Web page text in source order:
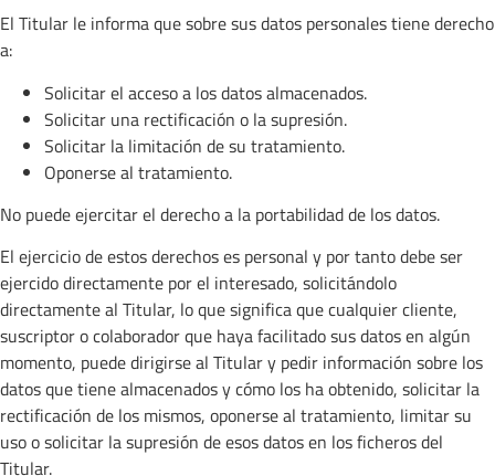
El Titular le informa que sobre sus datos personales tiene derecho
a:
Solicitar el acceso a los datos almacenados.
Solicitar una rectificación o la supresión.
Solicitar la limitación de su tratamiento.
Oponerse al tratamiento.
No puede ejercitar el derecho a la portabilidad de los datos.
El ejercicio de estos derechos es personal y por tanto debe ser
ejercido directamente por el interesado, solicitándolo
directamente al Titular, lo que significa que cualquier cliente,
suscriptor o colaborador que haya facilitado sus datos en algún
momento, puede dirigirse al Titular y pedir información sobre los
datos que tiene almacenados y cómo los ha obtenido, solicitar la
rectificación de los mismos, oponerse al tratamiento, limitar su
uso o solicitar la supresión de esos datos en los ficheros del
Titular.